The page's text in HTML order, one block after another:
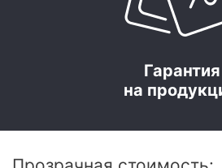
Гарантия
на